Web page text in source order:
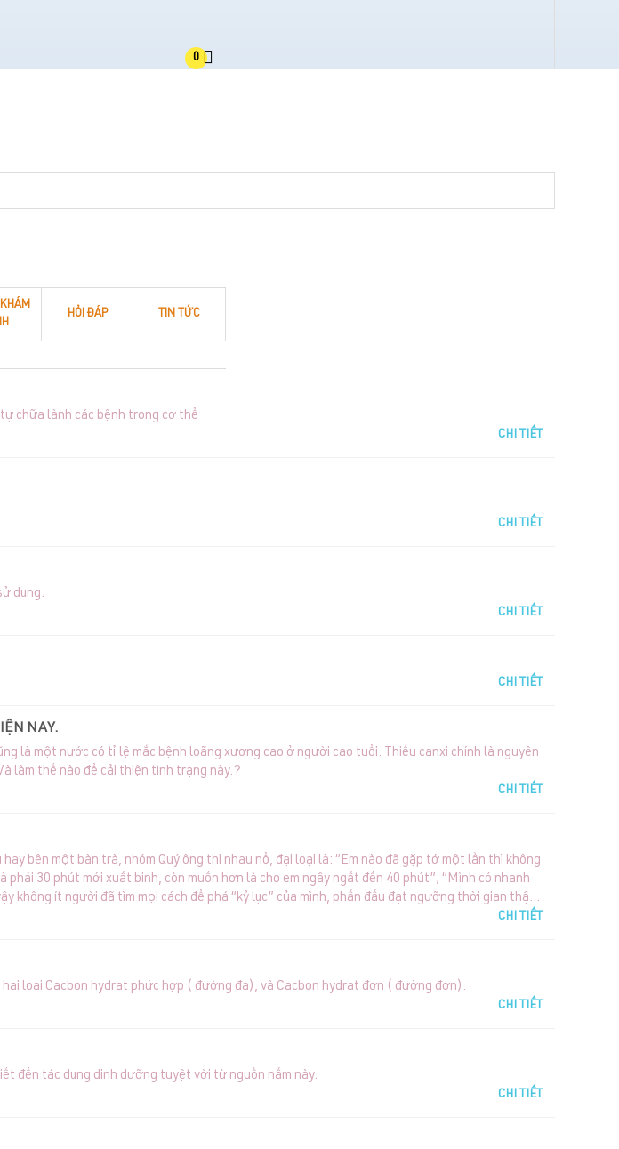
0
HỎI ĐÁP TIN TỨC
chữa lành các bệnh trong cơ thể
CHI TIẾT
CHI TIẾT
dụng.
CHI TIẾT
CHI TIẾT
NAY.
là một nước có tỉ lệ mắc bệnh loãng xương cao ở người cao tuổi. Thiếu canxi chính là nguyên
làm thế nào để cải thiện tình trạng này.?
CHI TIẾT
bên một bàn trà, nhóm Quý ông thi nhau nổ, đại loại là: “Em nào đã gặp tớ một lần thì không
30 phút mới xuất binh, còn muốn hơn là cho em ngây ngất đến 40 phút”; “Mình có nhanh
không ít người đã tìm mọi cách để phá “kỷ lục” của mình, phấn đấu đạt ngưỡng thời gian thật
CHI TIẾT
loại Cacbon hydrat phức hợp ( đường đa), và Cacbon hydrat đơn ( đường đơn).
CHI TIẾT
đến tác dụng dinh dưỡng tuyệt vời từ nguồn nấm này.
CHI TIẾT